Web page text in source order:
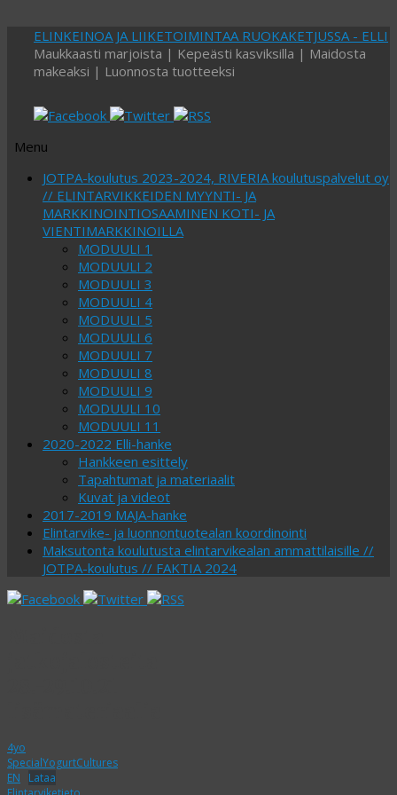
ELINKEINOA JA LIIKETOIMINTAA RUOKAKETJUSSA - ELLI
Maukkaasti marjoista | Kepeästi kasviksilla | Maidosta
makeaksi | Luonnosta tuotteeksi
Menu
Skip
content
JOTPA-koulutus 2023-2024, RIVERIA koulutuspalvelut oy
// ELINTARVIKKEIDEN MYYNTI- JA
MARKKINOINTIOSAAMINEN KOTI- JA
VIENTIMARKKINOILLA
MODUULI 1
MODUULI 2
MODUULI 3
MODUULI 4
MODUULI 5
MODUULI 6
MODUULI 7
MODUULI 8
MODUULI 9
MODUULI 10
MODUULI 11
2020-2022 Elli-hanke
Hankkeen esittely
Tapahtumat ja materiaalit
Kuvat ja videot
2017-2019 MAJA-hanke
Elintarvike- ja luonnontuotealan koordinointi
Maksutonta koulutusta elintarvikealan ammattilaisille //
JOTPA-koulutus // FAKTIA 2024
4yo
SpecialYogurtCultures
EN
Lataa